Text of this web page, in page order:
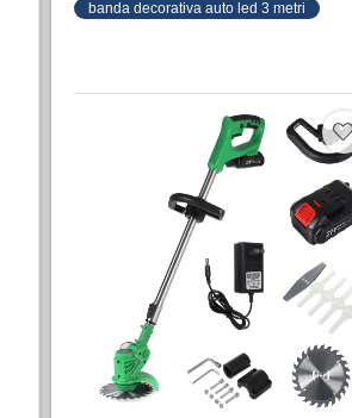
banda decorativa auto led 3 metri